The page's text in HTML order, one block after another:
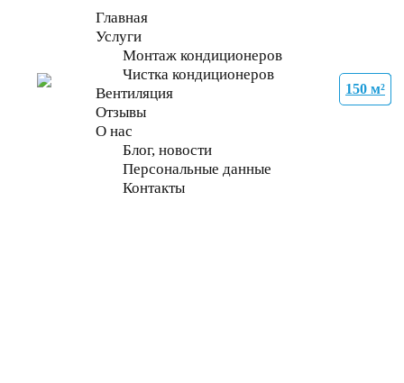
Главная
Услуги
Монтаж кондиционеров
Чистка кондиционеров
Вентиляция
Отзывы
О нас
Блог, новости
Персональные данные
Контакты
35 м²
27 м²
21 м²
27 м²
70 м²
70 м²
70 м²
150 м²